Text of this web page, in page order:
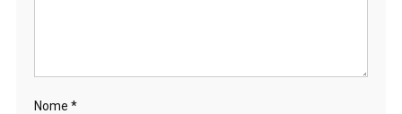
Nome *